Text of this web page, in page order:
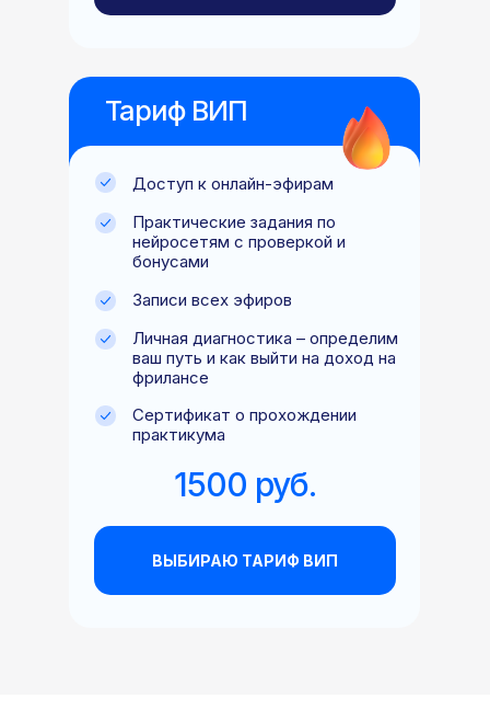
Доступ к онлайн-эфирам
Записи всех эфиров
Личная диагностика – определим
ваш путь и как выйти на доход на
фрилансе
Сертификат о прохождении
практикума
Практические задания по
нейросетям с проверкой и
бонусами
1500 руб.
Тариф ВИП
ВЫБИРАЮ ТАРИФ ВИП